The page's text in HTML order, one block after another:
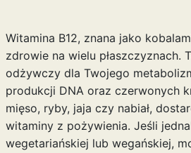
Witamina B12, znana jako
zdrowie na wielu płaszczyznach.
odżywczy dla Twojego
produkcji DNA oraz czerwonych
mięso, ryby, jaja czy nabiał,
witaminy z pożywienia. Jeśli
wegetariańskiej lub wegańskiej,